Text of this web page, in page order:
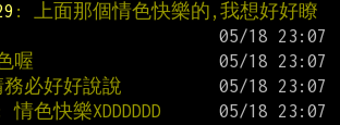
: 上面那個情色快樂的,我想好好瞭
喔
必好好說說
情色快樂XDDDDDD